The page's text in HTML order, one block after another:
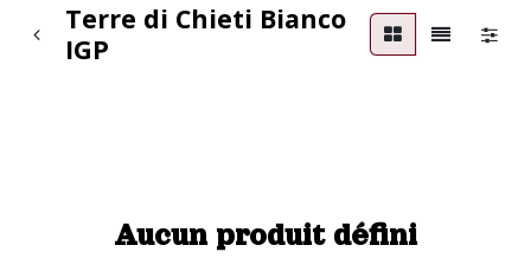
Terre di Chieti Bianco
IGP
Aucun produit défini